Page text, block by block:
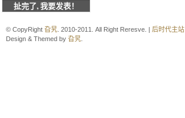
© CopyRight 旮旯 . 2010-2011. All Right Reresve. | 后时代主站
Design & Themed by 旮旯